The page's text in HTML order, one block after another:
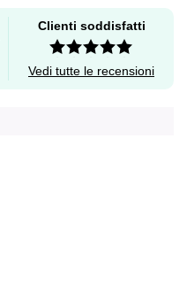
Clienti soddisfatti
Vedi tutte le recensioni